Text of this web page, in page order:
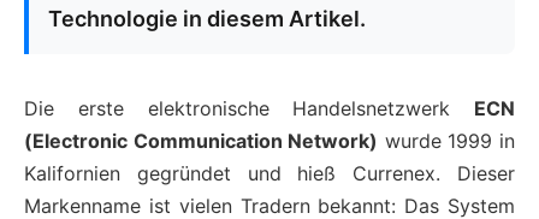
Technologie in diesem Artikel.
Die erste elektronische Handelsnetzwerk ECN
(Electronic Communication Network) wurde 1999 in
Kalifornien gegründet und hieß Currenex. Dieser
Markenname ist vielen Tradern bekannt: Das System